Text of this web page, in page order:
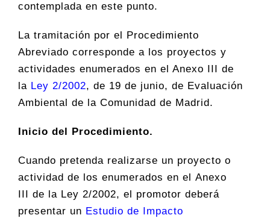
contemplada en este punto.
La tramitación por el Procedimiento
Abreviado corresponde a los proyectos y
actividades enumerados en el Anexo III de
la Ley 2/2002, de 19 de junio, de Evaluación
Ambiental de la Comunidad de Madrid.
Inicio del Procedimiento.
Cuando pretenda realizarse un proyecto o
actividad de los enumerados en el Anexo
III de la Ley 2/2002, el promotor deberá
presentar un Estudio de Impacto